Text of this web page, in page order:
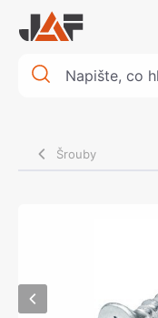
Šrouby